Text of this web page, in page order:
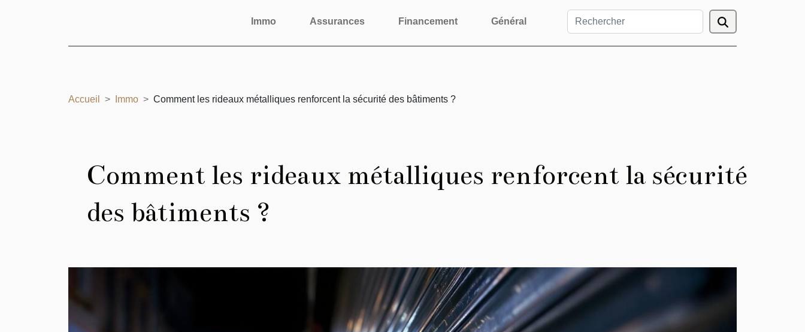
Immo Assurances Financement Général
Accueil Immo Comment les rideaux métalliques renforcent la sécurité des bâtiments ?
Comment les rideaux métalliques renforcent la sécurité
des bâtiments ?